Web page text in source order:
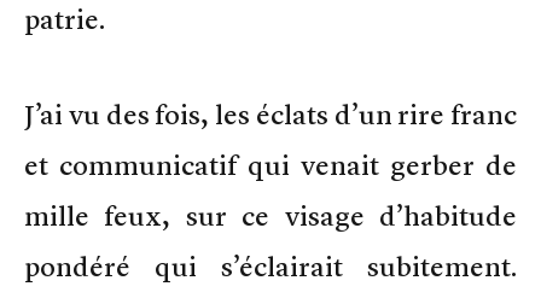
patrie.
J’ai vu des fois, les éclats d’un rire franc
et communicatif qui venait gerber de
mille feux, sur ce visage d’habitude
pondéré qui s’éclairait subitement.